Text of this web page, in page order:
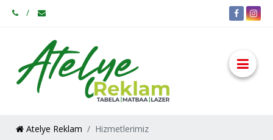
Atelye Reklam Hizmetlerimiz